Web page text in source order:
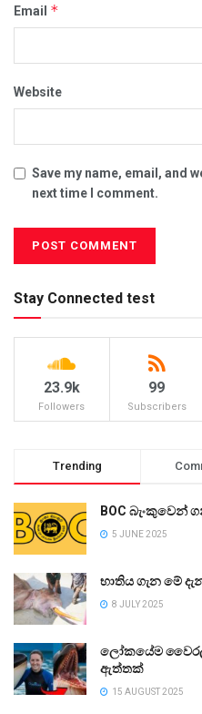
Email *
Website
Save my name, email, and
next time I comment.
Stay Connected test
23.9k
Followers
99
Subscribers
Trending
BOC
5 JUNE 2025
භාතිය ගැන මේ
8 JULY 2025
ලෝකයේම වෛරල්
ඇත්තක්
15 AUGUST 2025